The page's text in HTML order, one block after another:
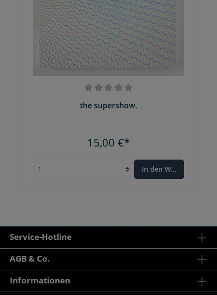
the supershow.
15,00 €*
In den Warenkorb
Service-Hotline
AGB & Co.
Informationen